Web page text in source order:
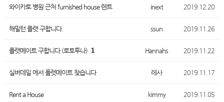
와이카토 병원 근처 furnished house 렌트 inext 2019.12.20
해밀턴 플랫 구합니다. ssun 2019.11.26
플랫메이트 구합니다.(로토투나) 1 Hannahs 2019.11.22
실버데일 에서 플렛메이트 찾습니다 레사 2019.11.17
Rent a House kimmy 2019.11.05